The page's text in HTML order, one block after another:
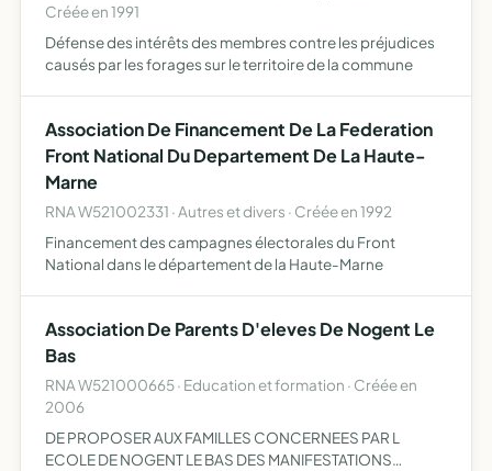
Créée en 1991
Défense des intérêts des membres contre les préjudices
causés par les forages sur le territoire de la commune
Association De Financement De La Federation
Front National Du Departement De La Haute-
Marne
RNA W521002331 · Autres et divers · Créée en 1992
Financement des campagnes électorales du Front
National dans le département de la Haute-Marne
Association De Parents D'eleves De Nogent Le
Bas
RNA W521000665 · Education et formation · Créée en
2006
DE PROPOSER AUX FAMILLES CONCERNEES PAR L
ECOLE DE NOGENT LE BAS DES MANIFESTATIONS